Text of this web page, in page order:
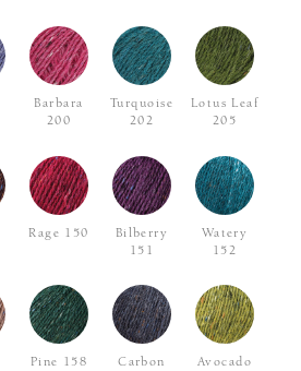
Barbara
200
Turquoise
202
Lotus Leaf
205
Rage 150
Bilberry
151
Watery
152
Pine 158
Carbon
Avocado